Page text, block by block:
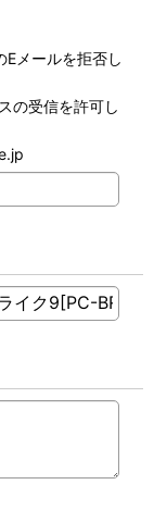
メールを拒否し
の受信を許可し